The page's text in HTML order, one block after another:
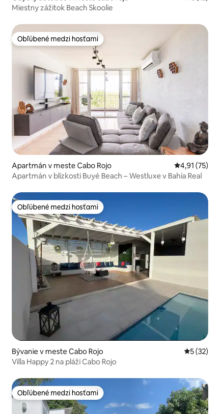
Miestny zážitok Beach Skoolie
Obľúbené medzi hosťami
Obľúbené medzi hosťami
Apartmán v meste Cabo Rojo Priemerné
4,91 (75)
Apartmán v blízkosti Buyé Beach – Westluxe v Bahía Real
Obľúbené medzi hosťami
Obľúbené medzi hosťami
Bývanie v meste Cabo Rojo
5 (32)
Villa Happy 2 na pláži Cabo Rojo
Obľúbené medzi hosťami
Obľúbené medzi hosťami